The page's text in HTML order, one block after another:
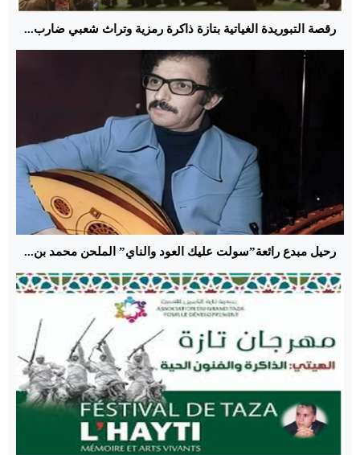
رقصة التبوريدة الغياتية بتازة ذاكرة رمزية وتراث شعبي ضارب...
رحيل مبدع رائعة”سولت عليك العود والناي” الملحن محمد بن...